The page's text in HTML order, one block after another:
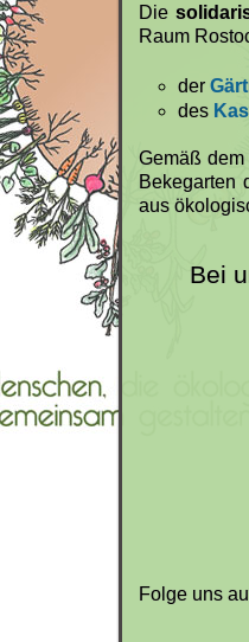
Die
Raum
der
des
Gemäß
Bekegarten
aus
Bei
Folge uns